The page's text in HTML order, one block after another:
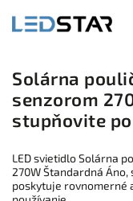
Solárna
senzorom
stupňovite
LED svietidlo Solárna
270W Štandardná
poskytuje rovnomerné